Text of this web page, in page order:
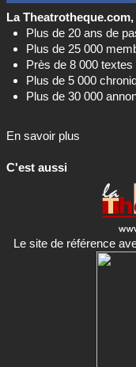
La
Plus de 20 ans de
Plus de 25 000
Près de 8 000
Plus de 5 000
Plus de 30 000
En savoir plus
C'est aussi
Le site de référence